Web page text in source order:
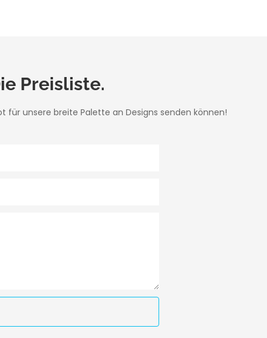
Preisliste.
für unsere breite Palette an Designs senden können!